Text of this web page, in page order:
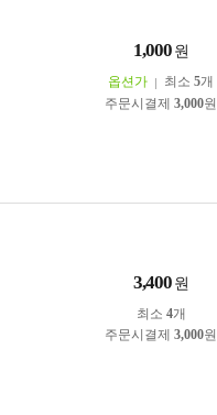
1,000 원
옵션가 최소 5개
주문시결제 3,000원
3,400 원
최소 4개
주문시결제 3,000원